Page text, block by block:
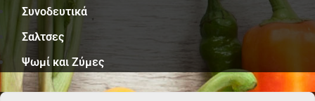
Συνοδευτικά
Σαλτσες
Ψωμί και Ζύμες